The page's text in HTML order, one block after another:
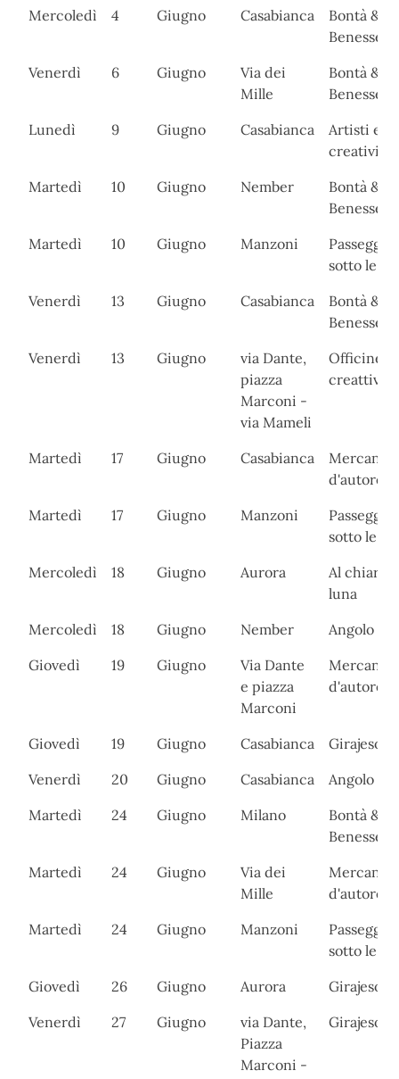
Mercoledì
4 Giugno Casabianca
Bontà &
Benessere
Venerdì
6 Giugno
Via dei
Mille
Bontà &
Benessere
Lunedì
9 Giugno Casabianca
Artisti e
creativi
Martedì
10 Giugno Nember
Bontà &
Benessere
Martedì
10 Giugno Manzoni
sotto le
Venerdì
13 Giugno Casabianca
Bontà &
Benessere
Venerdì
13 Giugno
via Dante,
piazza
Marconi -
via Mameli
Officine
creattive
Martedì 17 Giugno Casabianca
Mercanti
d'autore
Martedì
17 Giugno Manzoni
sotto le
Mercoledì
18 Giugno Aurora
Al chiaro
luna
Mercoledì
18 Giugno Nember
Angolo
Giovedì
19 Giugno
Via Dante
e piazza
Marconi
Mercanti
d'autore
Giovedì 19 Giugno Casabianca
Girajesolo
Venerdì
20 Giugno Casabianca
Angolo
Martedì
24 Giugno Milano
Bontà &
Benessere
Martedì
24 Giugno
Via dei
Mille
Mercanti
d'autore
Martedì
24 Giugno Manzoni
sotto le
Giovedì
26 Giugno Aurora
Girajesolo
Venerdì
27 Giugno
via Dante,
Piazza
Marconi -
Girajesolo